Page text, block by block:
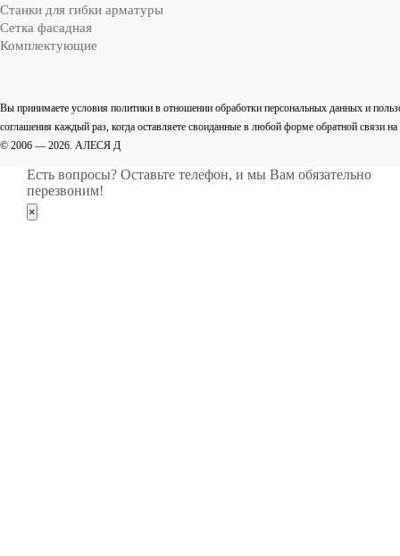
Cтанки для гибки арматуры
Сетка фасадная
Комплектующие
Вы принимаете условия политики в отношении обработки персональных данных и
соглашения каждый раз, когда оставляете своиданные в любой форме обратной связи
© 2006 — 2026. АЛЕСЯ Д
Есть вопросы? Оставьте телефон, и мы Вам обязательно
перезвоним!
×